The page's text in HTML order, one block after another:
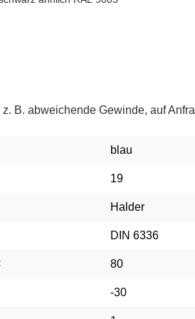
B. abweichende Gewinde, auf
blau
19
Halder
DIN 6336
80
-30